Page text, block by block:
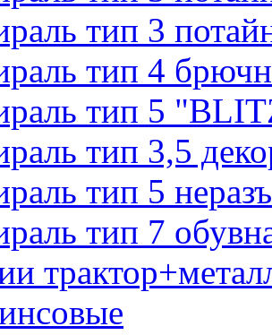
тип 3
тип 4
тип 5
тип 3,5
тип 5
тип 7